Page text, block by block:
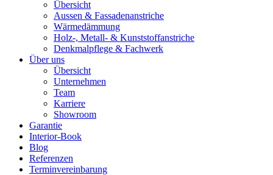
Übersicht
Aussen & Fassadenanstriche
Wärmedämmung
Holz-, Metall- & Kunststoffanstriche
Denkmalpflege & Fachwerk
Über uns
Übersicht
Unternehmen
Team
Karriere
Showroom
Garantie
Interior-Book
Blog
Referenzen
Terminvereinbarung